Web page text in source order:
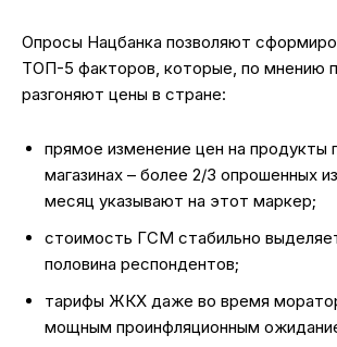
Опросы Нацбанка позволяют
ТОП-5 факторов, которые, по мнению
разгоняют цены в стране:
прямое изменение цен на продукты
магазинах – более 2/3 опрошенных
месяц указывают на этот маркер;
стоимость ГСМ стабильно
половина респондентов;
тарифы ЖКХ даже во время
мощным проинфляционным